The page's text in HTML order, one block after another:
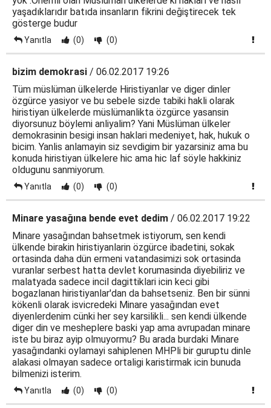
yaşadıklarıdır batıda insanların fikrini değiştirecek tek
gösterge budur
Yanıtla (0) (0)
bizim demokrasi / 06.02.2017 19:26
Tüm müslüman ülkelerde Hiristiyanlar ve diger dinler
özgürce yasiyor ve bu sebele sizde tabiki hakli olarak
hiristiyan ülkelerde müslümanlikta özgürce yasansin
diyorsunuz böylemi anliyalim? Yani Müslüman ülkeler
demokrasinin besigi insan haklari medeniyet, hak, hukuk o
bicim. Yanlis anlamayin siz sevdigim bir yazarsiniz ama bu
konuda hiristiyan ülkelere hic ama hic laf söyle hakkiniz
oldugunu sanmiyorum.
Yanıtla (0) (0)
Minare yasağına bende evet dedim / 06.02.2017 19:22
Minare yasağından bahsetmek istiyorum, sen kendi
ülkende birakin hiristiyanlarin özgürce ibadetini, sokak
ortasinda daha dün ermeni vatandasimizi sok ortasinda
vuranlar serbest hatta devlet korumasinda diyebiliriz ve
malatyada sadece incil dagittiklari icin keci gibi
bogazlanan hiristiyanlar'dan da bahsetseniz. Ben bir sünni
kökenli olarak isvicredeki Minare yasağından evet
diyenlerdenim cünki her sey karsilikli... sen kendi ülkende
diger din ve mesheplere baski yap ama avrupadan minare
iste bu biraz ayip olmuyormu? Bu arada burdaki Minare
yasağındanki oylamayi sahiplenen MHPli bir guruptu dinle
alakasi olmayan sadece ortaligi karistirmak icin bunuda
bilmenizi isterim.
Yanıtla (0) (0)